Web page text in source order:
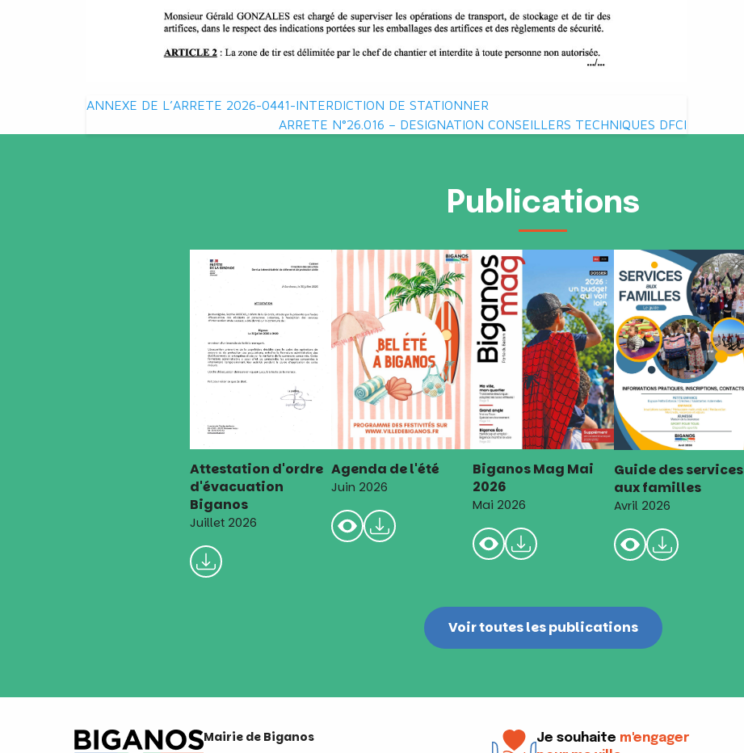
Navigation
ANNEXE DE L’ARRETE 2026-0441-INTERDICTION DE STATIONNER
ARRETE N°26.016 – DESIGNATION CONSEILLERS TECHNIQUES DFCI
Publications
Attestation d'ordre
d'évacuation
Biganos
Juillet 2026
Agenda de l'été
Juin 2026
Biganos Mag Mai
2026
Mai 2026
Guide des services
aux familles
Avril 2026
Voir toutes les publications
Mairie de Biganos
Je souhaite m'engager